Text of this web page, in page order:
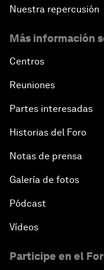
Nuestra repercusión
Más información
Centros
Reuniones
Partes interesadas
Historias del Foro
Notas de prensa
Galería de fotos
Pódcast
Vídeos
Participe en el